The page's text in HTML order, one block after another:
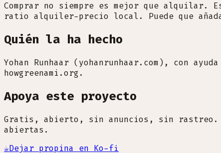
Comprar no siempre es mejor que alquilar.
ratio alquiler-precio local. Puede que
Quién la ha hecho
Yohan Runhaar (yohanrunhaar.com), con
howgreenami.org.
Apoya este proyecto
Gratis, abierto, sin anuncios, sin rastreo.
abiertas.
☕Dejar propina en Ko-fi